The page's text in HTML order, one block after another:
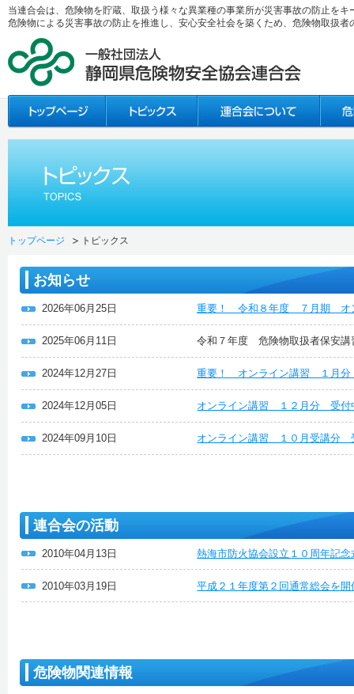
当連合会は、危険物を貯蔵、取扱う様々な異業種の事業所が災害事故の防止を
危険物による災害事故の防止を推進し、安心安全社会を築くため、危険物取扱
トップページ トピックス
お知らせ
2026年06月25日 重要！ 令和８年度 ７月期 オ
2025年06月11日 令和７年度 危険物取扱者保安
2024年12月27日 重要！ オンライン講習 １月分
2024年12月05日 オンライン講習 １２月分 受付
2024年09月10日 オンライン講習 １０月受講分
連合会の活動
2010年04月13日 熱海市防火協会設立１０周年記
2010年03月19日 平成２１年度第２回通常総会を
危険物関連情報